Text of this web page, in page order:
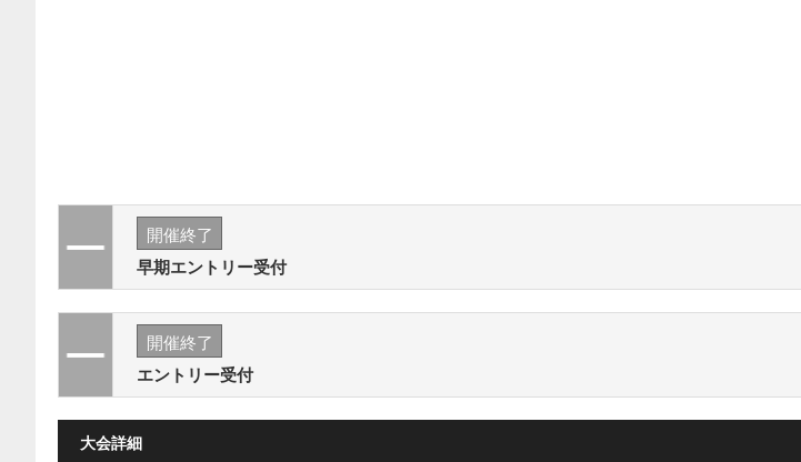
開催終了
早期エントリー受付
開催終了
エントリー受付
大会詳細